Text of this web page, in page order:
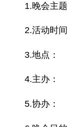
1.晚会主
2.活动时
3.地点：
4.主办：
5.协办：